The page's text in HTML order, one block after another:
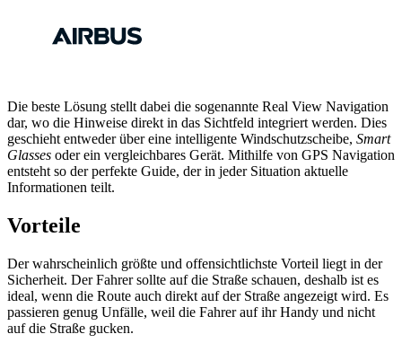
Die beste Lösung stellt dabei die sogenannte Real View Navigation
dar, wo die Hinweise direkt in das Sichtfeld integriert werden. Dies
geschieht entweder über eine intelligente Windschutzscheibe, Smart
Glasses oder ein vergleichbares Gerät. Mithilfe von GPS Navigation
entsteht so der perfekte Guide, der in jeder Situation aktuelle
Informationen teilt.
Vorteile
Der wahrscheinlich größte und offensichtlichste Vorteil liegt in der
Sicherheit. Der Fahrer sollte auf die Straße schauen, deshalb ist es
ideal, wenn die Route auch direkt auf der Straße angezeigt wird. Es
passieren genug Unfälle, weil die Fahrer auf ihr Handy und nicht
auf die Straße gucken.